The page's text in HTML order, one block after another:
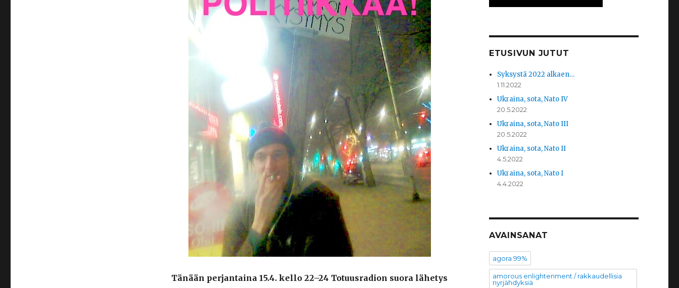
Tänään perjantaina 15.4. kello 22–24 Totuusradion suora lähetys
ETUSIVUN JUTUT
Syksystä 2022 alkaen…
1.11.2022
Ukraina, sota, Nato IV
20.5.2022
Ukraina, sota, Nato III
20.5.2022
Ukraina, sota, Nato II
4.5.2022
Ukraina, sota, Nato I
4.4.2022
AVAINSANAT
agora 99%
amorous enlightenment / rakkaudellisia
nyrjähdyksiä